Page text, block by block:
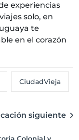
experiencias
solo, en
te
en el corazón
CiudadVieja
siguiente